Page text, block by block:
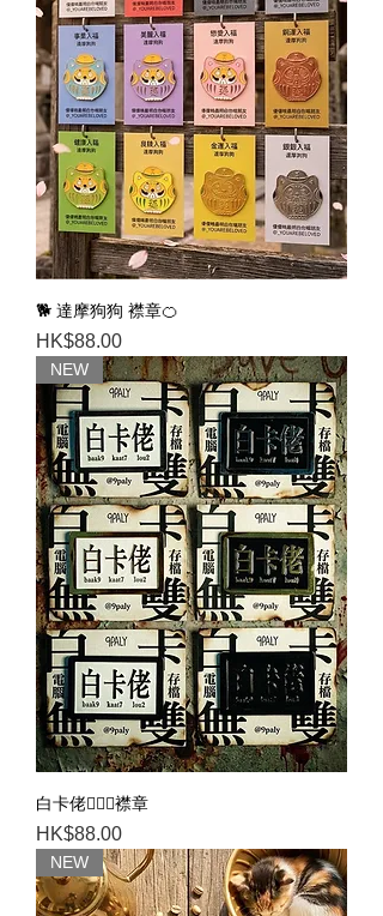
🐕 達摩狗狗 襟章🍊
Price
HK$88.00
NEW
白卡佬🧖🏻‍♂️襟章
Price
HK$88.00
NEW